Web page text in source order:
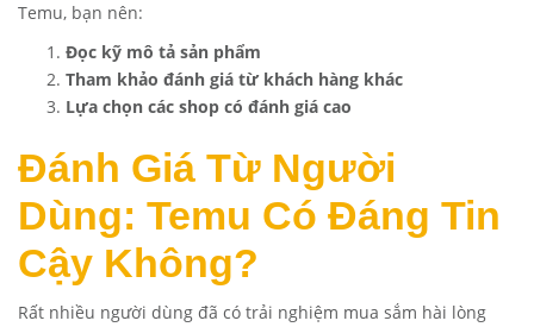
Temu, bạn nên:
Đọc kỹ mô tả sản phẩm
Tham khảo đánh giá từ khách hàng khác
Lựa chọn các shop có đánh giá cao
Đánh Giá Từ Người
Dùng: Temu Có Đáng Tin
Cậy Không?
Rất nhiều người dùng đã có trải nghiệm mua sắm hài lòng